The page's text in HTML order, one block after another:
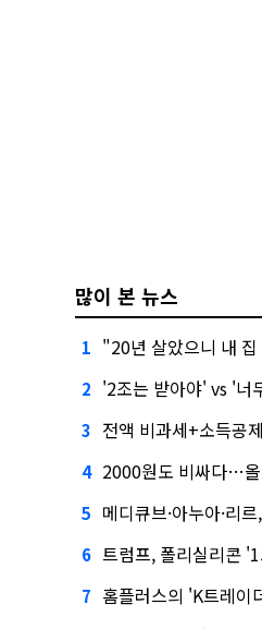
많이 본 뉴스
1 "20년 살았으니 내
2 '2조는 받아야' vs '너무 비
3 전액 비과세+소득공
4 2000원도 비싸다…올리브영,
5 메디큐브·아누아·리르, '
6 트럼프, 폴리실리콘 '15% 관
7 홈플러스의 'K트레이더조